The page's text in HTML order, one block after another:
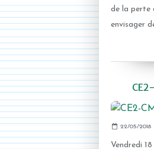
de la perte
envisager
22/05/2018
Vendredi